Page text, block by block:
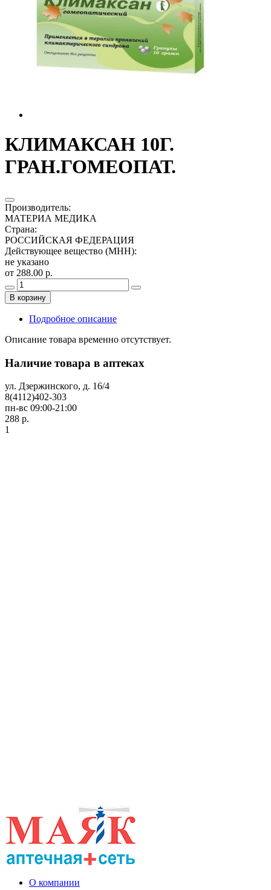
КЛИМАКСАН 10Г.
ГРАН.ГОМЕОПАТ.
Производитель:
МАТЕРИА МЕДИКА
Страна:
РОССИЙСКАЯ ФЕДЕРАЦИЯ
Действующее вещество (МНН):
не указано
от 288.00 р.
В корзину
Подробное описание
Описание товара временно отсутствует.
Наличие товара в аптеках
ул. Дзержинского, д. 16/4
8(4112)402-303
пн-вс 09:00-21:00
288 р.
1
О компании